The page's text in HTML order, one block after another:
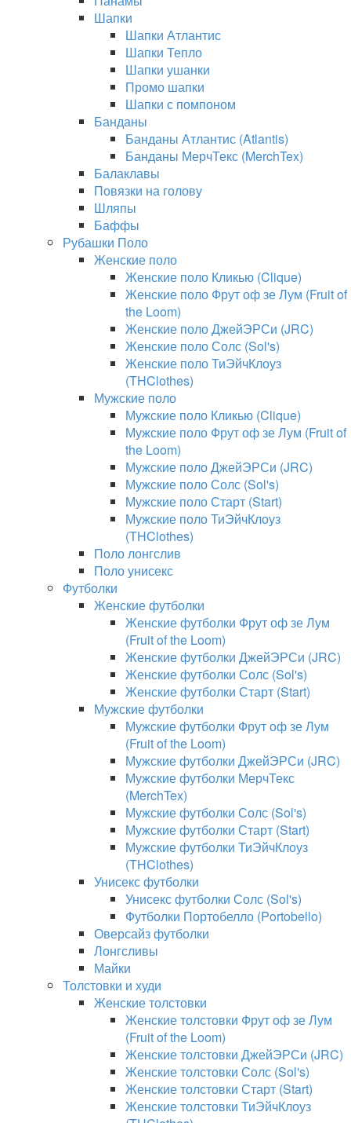
Шапки
Шапки Атлантис
Шапки Тепло
Шапки ушанки
Промо шапки
Шапки с помпоном
Банданы
Банданы Атлантис (Atlantis)
Банданы МерчТекс (MerchTex)
Балаклавы
Повязки на голову
Шляпы
Баффы
Рубашки Поло
Женские поло
Женские поло Кликью (Clique)
Женские поло Фрут оф зе Лум (Fruit of
the Loom)
Женские поло ДжейЭРСи (JRC)
Женские поло Солс (Sol's)
Женские поло ТиЭйчКлоуз
(THClothes)
Мужские поло
Мужские поло Кликью (Clique)
Мужские поло Фрут оф зе Лум (Fruit of
the Loom)
Мужские поло ДжейЭРСи (JRC)
Мужские поло Солс (Sol's)
Мужские поло Старт (Start)
Мужские поло ТиЭйчКлоуз
(THClothes)
Поло лонгслив
Поло унисекс
Футболки
Женские футболки
Женские футболки Фрут оф зе Лум
(Fruit of the Loom)
Женские футболки ДжейЭРСи (JRC)
Женские футболки Солс (Sol's)
Женские футболки Старт (Start)
Мужские футболки
Мужские футболки Фрут оф зе Лум
(Fruit of the Loom)
Мужские футболки ДжейЭРСи (JRC)
Мужские футболки МерчТекс
(MerchTex)
Мужские футболки Солс (Sol's)
Мужские футболки Старт (Start)
Мужские футболки ТиЭйчКлоуз
(THClothes)
Унисекс футболки
Унисекс футболки Солс (Sol's)
Футболки Портобелло (Portobello)
Оверсайз футболки
Лонгсливы
Майки
Толстовки и худи
Женские толстовки
Женские толстовки Фрут оф зе Лум
(Fruit of the Loom)
Женские толстовки ДжейЭРСи (JRC)
Женские толстовки Солс (Sol's)
Женские толстовки Старт (Start)
Женские толстовки ТиЭйчКлоуз